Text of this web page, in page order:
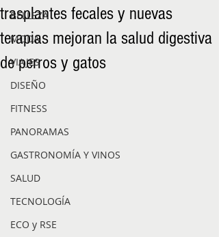
BELLEZA
MODA
VIAJES
DISEÑO
FITNESS
PANORAMAS
GASTRONOMÍA Y VINOS
SALUD
TECNOLOGÍA
ECO y RSE
trasplantes fecales y nuevas
terapias mejoran la salud digestiva
de perros y gatos